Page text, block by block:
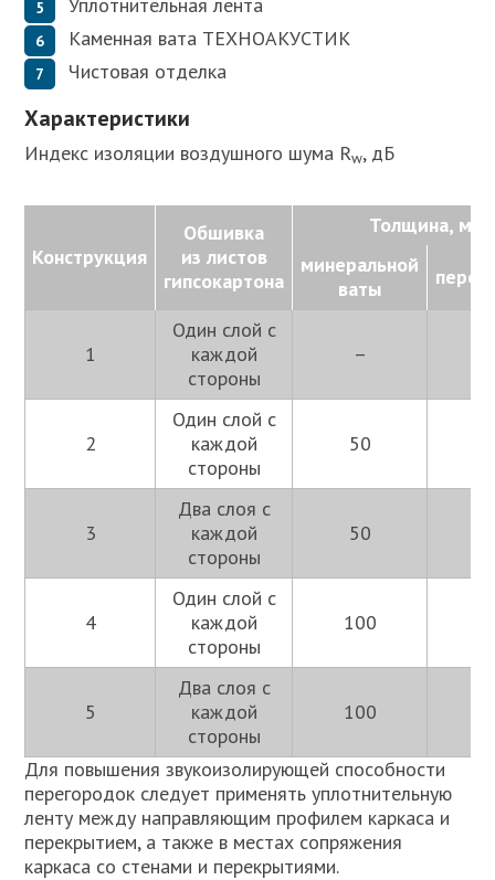
Каменная вата ТЕХНОАКУСТИК
Чистовая отделка
Характеристики
Индекс изоляции воздушного шума Rw, дБ
Конструкция
Обшивка
из листов
гипсокартона
Толщина, мм
минеральной
ваты
1
Один слой с
каждой
стороны
–
2
Один слой с
каждой
стороны
50
3
Два слоя с
каждой
стороны
50
4
Один слой с
каждой
стороны
100
5
Два слоя с
каждой
стороны
100
Для повышения звукоизолирующей способности
перегородок следует применять уплотнительную
ленту между направляющим профилем каркаса и
перекрытием, а также в местах сопряжения
каркаса со стенами и перекрытиями.